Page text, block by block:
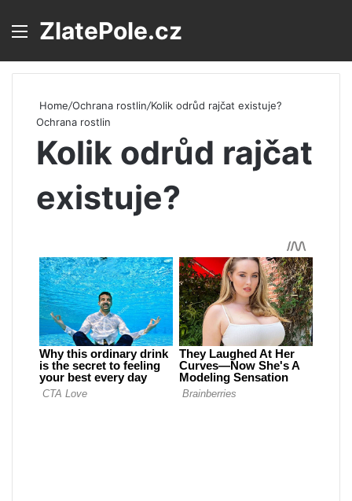
Menu
ZlatePole.cz
Home/Ochrana rostlin/Kolik odrůd rajčat existuje?
Ochrana rostlin
Kolik odrůd rajčat
existuje?